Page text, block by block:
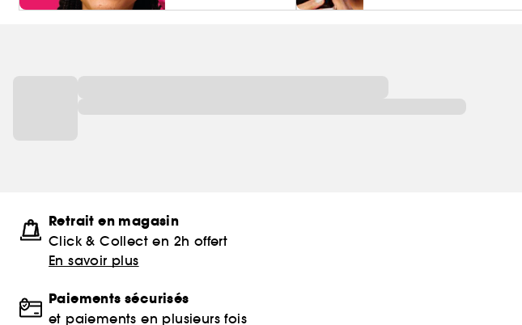
Retrait en magasin
Click & Collect en 2h offert
En savoir plus
Paiements sécurisés
et paiements en plusieurs fois